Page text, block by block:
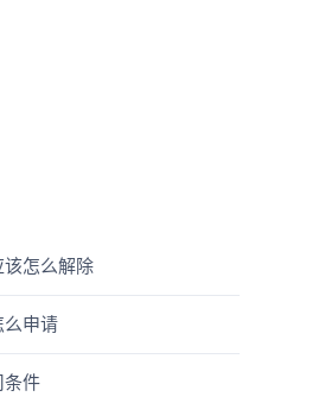
该怎么解除
么申请
条件